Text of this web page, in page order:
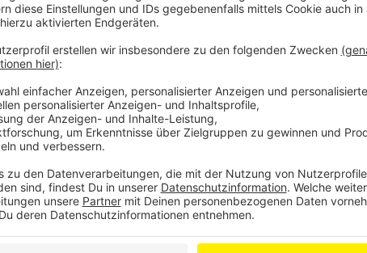
Anzeige
Anzeige
200.000 Euro vom Land für Leverkusener St.
Leverkusen: Notunterkunft Auermühle zieht erste